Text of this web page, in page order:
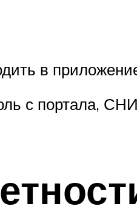
в
с портала,